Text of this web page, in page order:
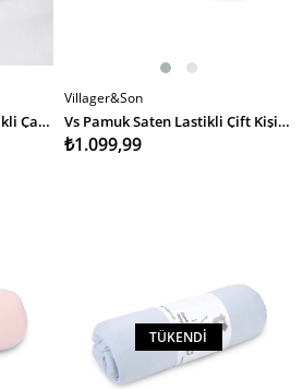
Vs Müslin Battal Boy Lastikli Çarşaf 180 200 Beyaz
Villager&Son
Vs Pamuk Saten Lastikli Çift Kişilik Çarşaf 160 200 Beyaz
₺1.099,99
TÜKENDI